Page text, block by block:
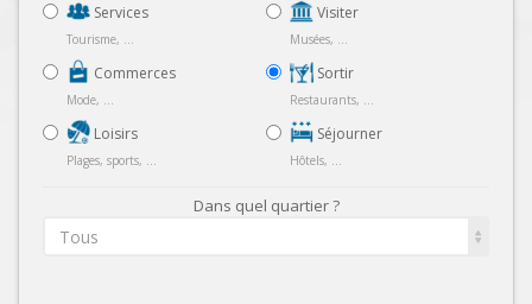
Services
Tourisme, ...
Commerces
Mode, ...
Loisirs
Plages, sports, ...
Visiter
Musées, ...
Sortir
Restaurants, ...
Séjourner
Hôtels, ...
Dans quel quartier ?
Tous